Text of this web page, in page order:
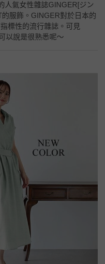
人氣女性雜誌GINGER[ジン
服飾。GINGER對於日本的
標性的流行雜誌。可見
以說是很熟悉呢～